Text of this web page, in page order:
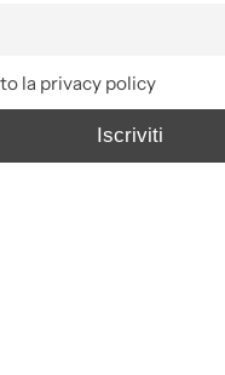
la privacy policy